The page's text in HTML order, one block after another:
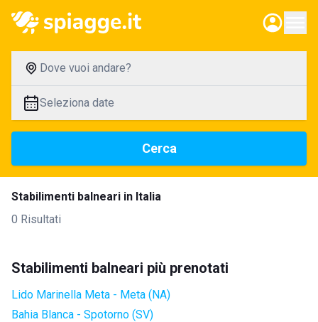
Dove vuoi andare?
Seleziona date
Cerca
Stabilimenti balneari in Italia
0 Risultati
Stabilimenti balneari più prenotati
Lido Marinella Meta - Meta (NA)
Bahia Blanca - Spotorno (SV)